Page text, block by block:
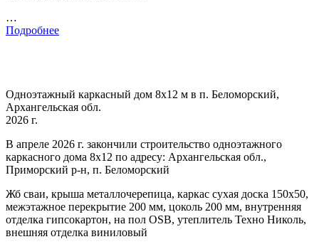
…
Подробнее
Одноэтажный каркасный дом 8х12 м в п. Беломорский,
Архангельская обл.
2026 г.
В апреле 2026 г. закончили строительство одноэтажного
каркасного дома 8х12 по адресу: Архангельская обл.,
Приморский р-н, п. Беломорский
Жб сваи, крыша металлочерепица, каркас сухая доска 150х50,
межэтажное перекрытие 200 мм, цоколь 200 мм, внутренняя
отделка гипсокартон, на пол OSB, утеплитель Техно Николь,
внешняя отделка виниловый